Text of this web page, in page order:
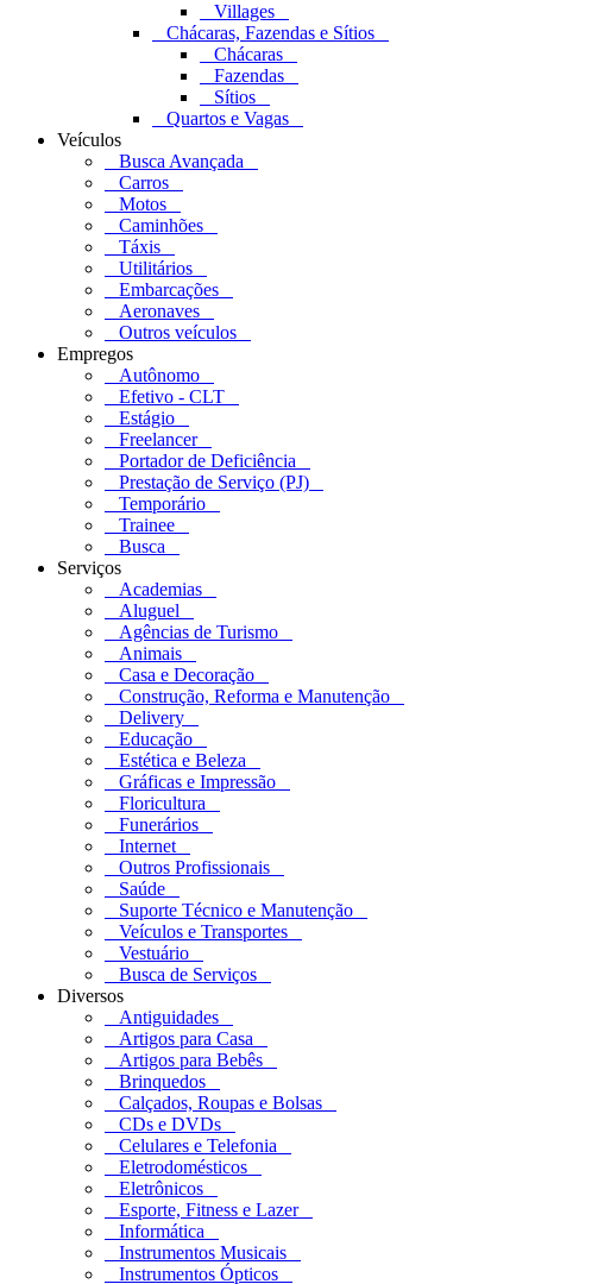
Villages
Chácaras, Fazendas e Sítios
Chácaras
Fazendas
Sítios
Quartos e Vagas
Veículos
Busca Avançada
Carros
Motos
Caminhões
Táxis
Utilitários
Embarcações
Aeronaves
Outros veículos
Empregos
Autônomo
Efetivo - CLT
Estágio
Freelancer
Portador de Deficiência
Prestação de Serviço (PJ)
Temporário
Trainee
Busca
Serviços
Academias
Aluguel
Agências de Turismo
Animais
Casa e Decoração
Construção, Reforma e Manutenção
Delivery
Educação
Estética e Beleza
Gráficas e Impressão
Floricultura
Funerários
Internet
Outros Profissionais
Saúde
Suporte Técnico e Manutenção
Veículos e Transportes
Vestuário
Busca de Serviços
Diversos
Antiguidades
Artigos para Casa
Artigos para Bebês
Brinquedos
Calçados, Roupas e Bolsas
CDs e DVDs
Celulares e Telefonia
Eletrodomésticos
Eletrônicos
Esporte, Fitness e Lazer
Informática
Instrumentos Musicais
Instrumentos Ópticos